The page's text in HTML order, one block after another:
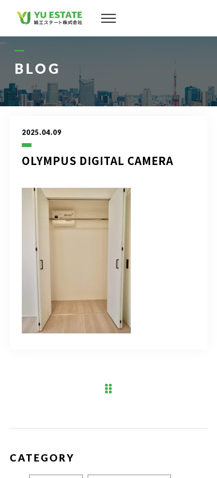
BLOG
2025.04.09
OLYMPUS DIGITAL CAMERA
CATEGORY
物件情報
お客様の声
よくある質問
ブログ
アクセス
営業時間 10：00～19：00（定休日 水曜日）